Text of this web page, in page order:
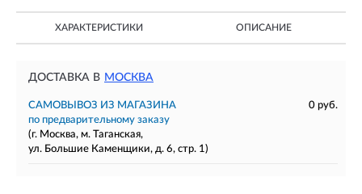
ХАРАКТЕРИСТИКИ ОПИСАНИЕ
ДОСТАВКА В МОСКВА
САМОВЫВОЗ ИЗ МАГАЗИНА
0 руб.
по предварительному заказу
(г. Москва, м. Таганская,
ул. Большие Каменщики, д. 6, стр. 1)